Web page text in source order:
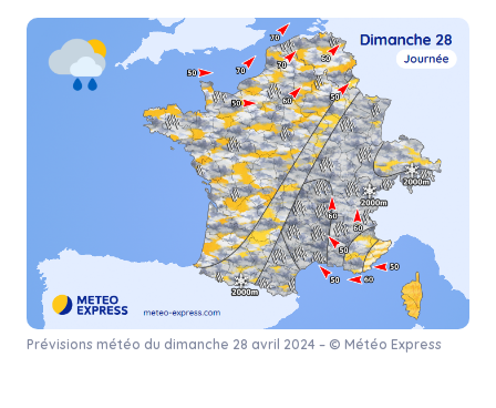
Prévisions météo du dimanche 28 avril 2024 – © Météo Express